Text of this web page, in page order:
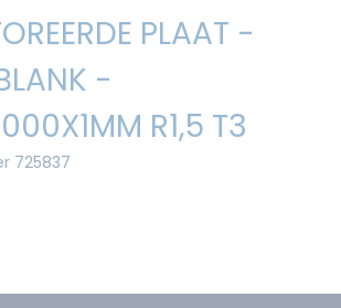
PLAAT -
-
R1,5 T3
725837